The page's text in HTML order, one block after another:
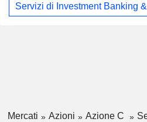
Servizi di Investment Banking
Mercati Azioni Azione C